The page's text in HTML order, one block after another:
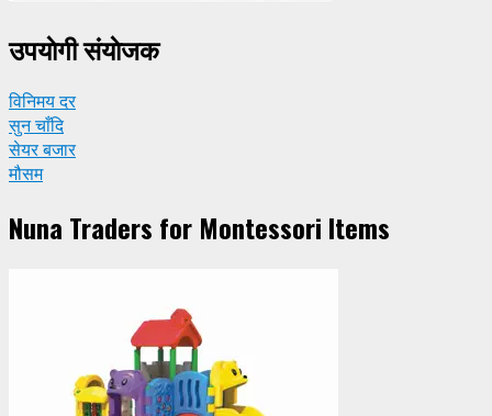
उपयाेगी संयाेजक
विनिमय दर
सुन चाँदि
सेयर बजार
मौसम
Nuna Traders for Montessori Items